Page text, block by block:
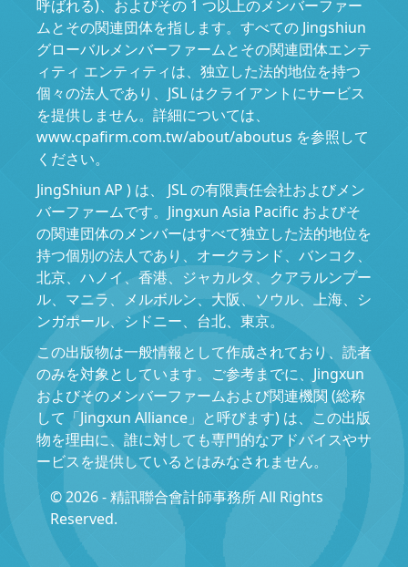
呼ばれる)、およびその 1 つ以上のメンバーファー
ムとその関連団体を指します。すべての Jingshiun
グローバルメンバーファームとその関連団体エンテ
ィティ エンティティは、独立した法的地位を持つ
個々の法人であり、JSL はクライアントにサービス
を提供しません。詳細については、
www.cpafirm.com.tw/about/aboutus を参照して
ください。
JingShiun AP ) は、 JSL の有限責任会社およびメン
バーファームです。Jingxun Asia Pacific およびそ
の関連団体のメンバーはすべて独立した法的地位を
持つ個別の法人であり、オークランド、バンコク、
北京、ハノイ、香港、ジャカルタ、クアラルンプー
ル、マニラ、メルボルン、大阪、ソウル、上海、シ
ンガポール、シドニー、台北、東京。
この出版物は一般情報として作成されており、読者
のみを対象としています。ご参考までに、Jingxun
およびそのメンバーファームおよび関連機関 (総称
して「Jingxun Alliance」と呼びます) は、この出版
物を理由に、誰に対しても専門的なアドバイスやサ
ービスを提供しているとはみなされません。
© 2026 - 精訊聯合會計師事務所 All Rights
Reserved.